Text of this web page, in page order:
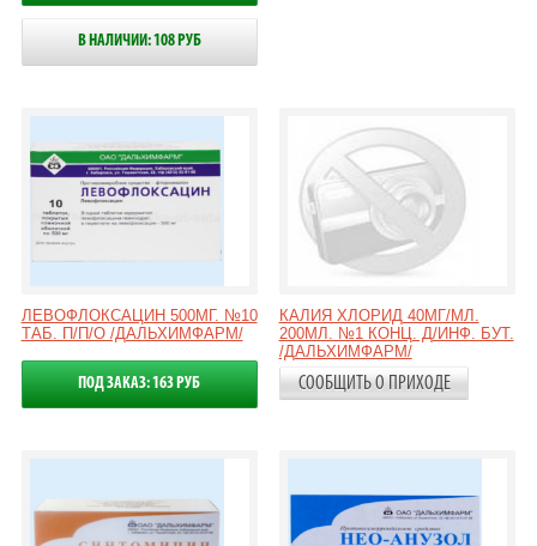
В НАЛИЧИИ: 108 РУБ
ЛЕВОФЛОКСАЦИН 500МГ. №10
ТАБ. П/П/О /ДАЛЬХИМФАРМ/
ПОД ЗАКАЗ: 163 РУБ
КАЛИЯ ХЛОРИД 40МГ/МЛ.
200МЛ. №1 КОНЦ. Д/ИНФ. БУТ.
/ДАЛЬХИМФАРМ/
СООБЩИТЬ О ПРИХОДЕ